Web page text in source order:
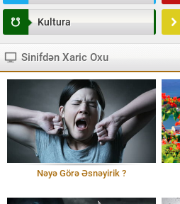
Kultura
Sinifdən Xaric Oxu
Nəyə Görə Əsnəyirik ?